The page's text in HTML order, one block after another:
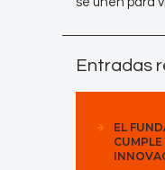
Entradas
EL